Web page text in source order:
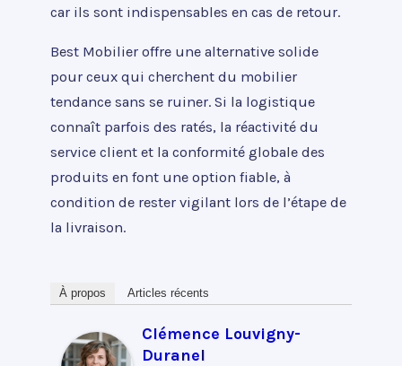
car ils sont indispensables en cas de retour.
Best Mobilier offre une alternative solide
pour ceux qui cherchent du mobilier
tendance sans se ruiner. Si la logistique
connaît parfois des ratés, la réactivité du
service client et la conformité globale des
produits en font une option fiable, à
condition de rester vigilant lors de l’étape de
la livraison.
À propos Articles récents
Clémence Louvigny-
Duranel